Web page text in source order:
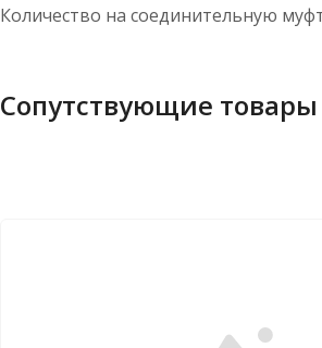
Количество на соединительную
Сопутствующие товары